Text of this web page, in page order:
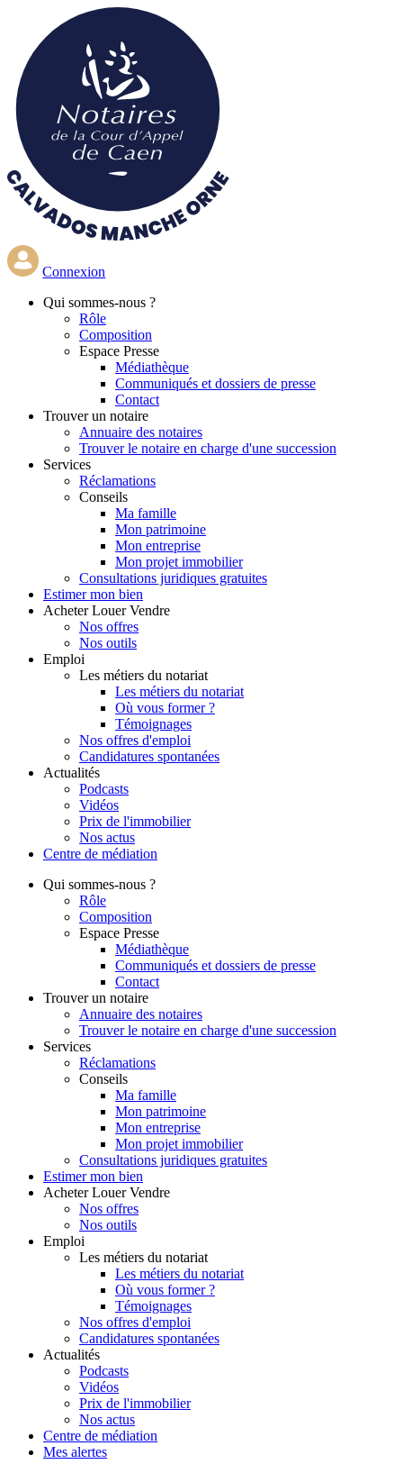
contenu
principal
Connexion
Qui sommes-nous ?
Rôle
Composition
Espace Presse
Médiathèque
Communiqués et dossiers de presse
Contact
Trouver un notaire
Annuaire des notaires
Trouver le notaire en charge d'une succession
Services
Réclamations
Conseils
Ma famille
Mon patrimoine
Mon entreprise
Mon projet immobilier
Consultations juridiques gratuites
Estimer mon bien
Acheter Louer Vendre
Nos offres
Nos outils
Emploi
Les métiers du notariat
Les métiers du notariat
Où vous former ?
Témoignages
Nos offres d'emploi
Candidatures spontanées
Actualités
Podcasts
Vidéos
Prix de l'immobilier
Nos actus
Centre de médiation
Qui sommes-nous ?
Rôle
Composition
Espace Presse
Médiathèque
Communiqués et dossiers de presse
Contact
Trouver un notaire
Annuaire des notaires
Trouver le notaire en charge d'une succession
Services
Réclamations
Conseils
Ma famille
Mon patrimoine
Mon entreprise
Mon projet immobilier
Consultations juridiques gratuites
Estimer mon bien
Acheter Louer Vendre
Nos offres
Nos outils
Emploi
Les métiers du notariat
Les métiers du notariat
Où vous former ?
Témoignages
Nos offres d'emploi
Candidatures spontanées
Actualités
Podcasts
Vidéos
Prix de l'immobilier
Nos actus
Centre de médiation
Mes alertes